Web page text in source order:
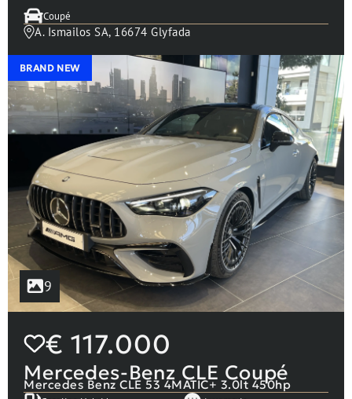
Coupé
A. Ismailos SA, 16674 Glyfada
9
BRAND NEW
€ 117.000
Mercedes-Benz CLE Coupé
Mercedes Benz CLE 53 4MATIC+ 3.0lt 450hp